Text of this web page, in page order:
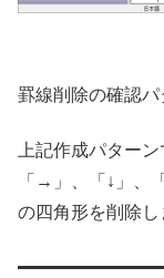
罫線削除の確認パ
上記作成パター
「→」、「↓」、
の四角形を削除し